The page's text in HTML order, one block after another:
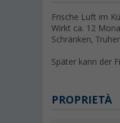
Frische Luft im
Wirkt ca. 12
Schränken,
Später kann der
PROPRIETÀ